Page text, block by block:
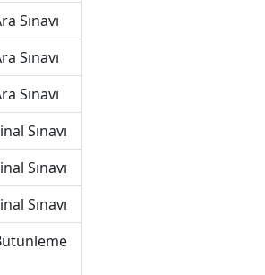
Sınavı
Sınavı
Sınavı
Sınavı
Sınavı
Sınavı